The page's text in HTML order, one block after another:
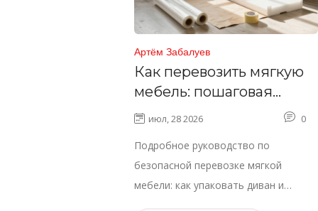
Артём Забалуев
Как перевозить мягкую
мебель: пошаговая
инструкция, упаковка и
июл, 28 2026 0
Подробное руководство по
безопасной перевозке мягкой
мебели: как упаковать диван и